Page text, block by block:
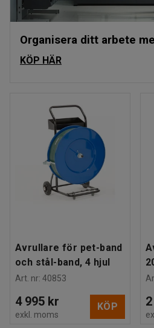
Organisera ditt arbete
KÖP HÄR
Avrullare för pet-band
och stål-band, 4 hjul
Art. nr: 40853
4 995 kr
exkl. moms
KÖP